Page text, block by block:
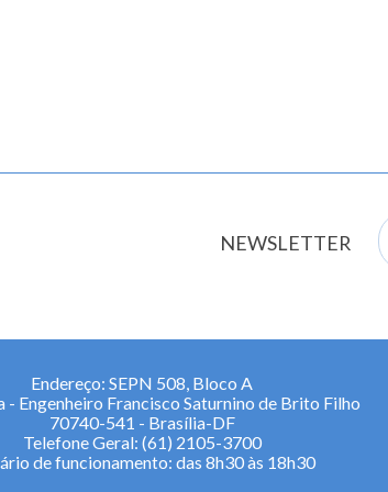
NEWSLETTER
Endereço: SEPN 508, Bloco A
- Engenheiro Francisco Saturnino de Brito Filho
70740-541 - Brasília-DF
Telefone Geral: (61) 2105-3700
de funcionamento: das 8h30 às 18h30